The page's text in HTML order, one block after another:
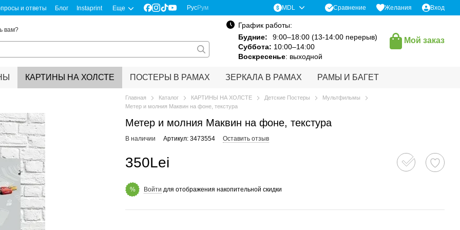
и ответы Блог Instaprint Еще РусРум MDL Сравнение Желания Вход
вам?
График работы:
Будние:
9:00–18:00 (13-14:00 перерыв)
Суббота: 10:00–14:00
Воскресенье: выходной
Мой заказ
КАРТИНЫ НА ХОЛСТЕ ПОСТЕРЫ В РАМАХ ЗЕРКАЛА В РАМАХ РАМЫ И БАГЕТ
Главная Каталог КАРТИНЫ НА ХОЛСТЕ Детские Постеры
Мультфильмы
Метер и молния Маквин на фоне, текстура
Метер и молния Маквин на фоне, текстура
В наличии Артикул: 3473554 Оставить отзыв
350Lei
% Войти для отображения накопительной скидки